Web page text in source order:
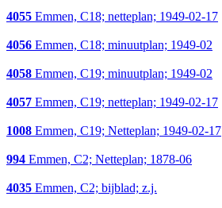
4055 Emmen, C18; netteplan; 1949-02-17
4056 Emmen, C18; minuutplan; 1949-02
4058 Emmen, C19; minuutplan; 1949-02
4057 Emmen, C19; netteplan; 1949-02-17
1008 Emmen, C19; Netteplan; 1949-02-17
994 Emmen, C2; Netteplan; 1878-06
4035 Emmen, C2; bijblad; z.j.